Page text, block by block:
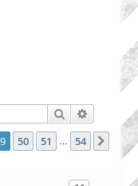
Cerca Ricerca
50 51 54